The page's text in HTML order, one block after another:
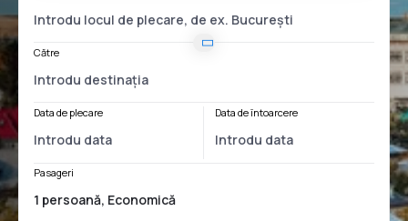
Către
Data de plecare Data de întoarcere
Pasageri